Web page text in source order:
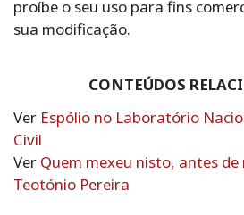
proíbe o seu uso para fins
sua modificação.
CONTEÚDOS
Ver Espólio no Laboratório
Civil
Ver Quem mexeu nisto, antes
Teotónio Pereira